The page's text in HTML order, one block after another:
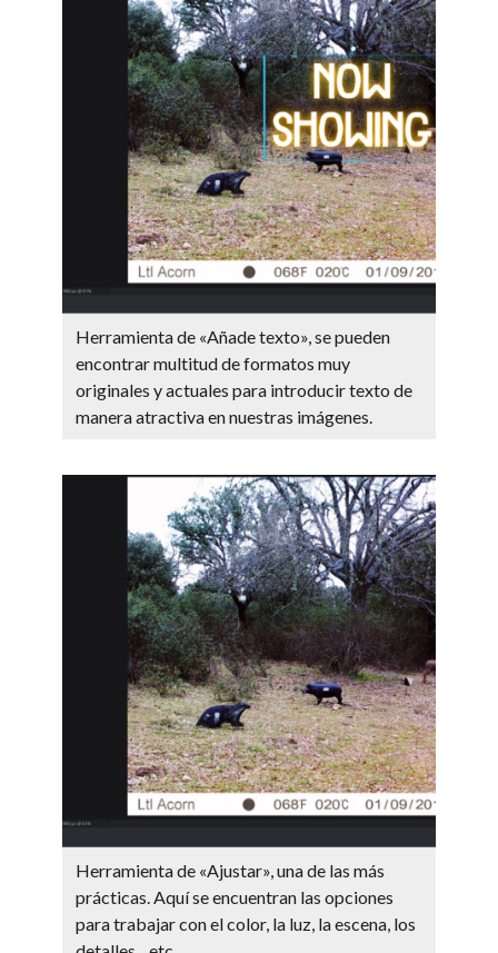
Herramienta de «Añade texto», se pueden
encontrar multitud de formatos muy
originales y actuales para introducir texto de
manera atractiva en nuestras imágenes.
Herramienta de «Ajustar», una de las más
prácticas. Aquí se encuentran las opciones
para trabajar con el color, la luz, la escena, los